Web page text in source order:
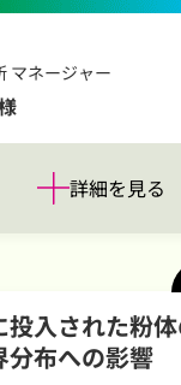
マネージャー
詳細を見る
投入された粉
分布への影響